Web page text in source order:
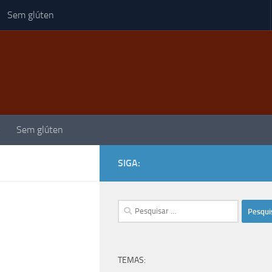
Sem glúten
Sem glúten
SIGA:
Pesquisar
por:
TEMAS: